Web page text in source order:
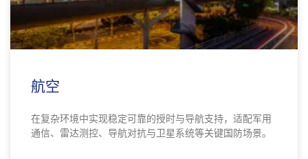
航空
在复杂环境中实现稳定可靠的授时与导航支持，适配军用
通信、雷达测控、导航对抗与卫星系统等关键国防场景。